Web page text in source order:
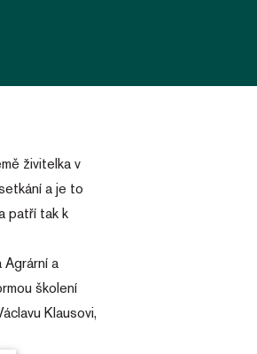
živitelka v
a je to
patří tak k
a
školení
Klausovi,